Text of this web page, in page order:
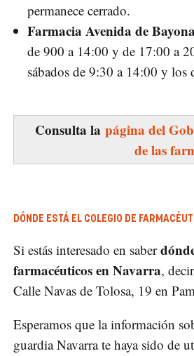
permanece cerrado.
Farmacia Avenida de Bayona
de 900 a 14:00 y de 17:00 a
sábados de 9:30 a 14:00 y los
Consulta la página del
de las
DÓNDE ESTÁ EL COLEGIO DE
Si estás interesado en saber
farmacéuticos en Navarra,
Calle Navas de Tolosa, 19 en
Esperamos que la información
guardia Navarra te haya sido de